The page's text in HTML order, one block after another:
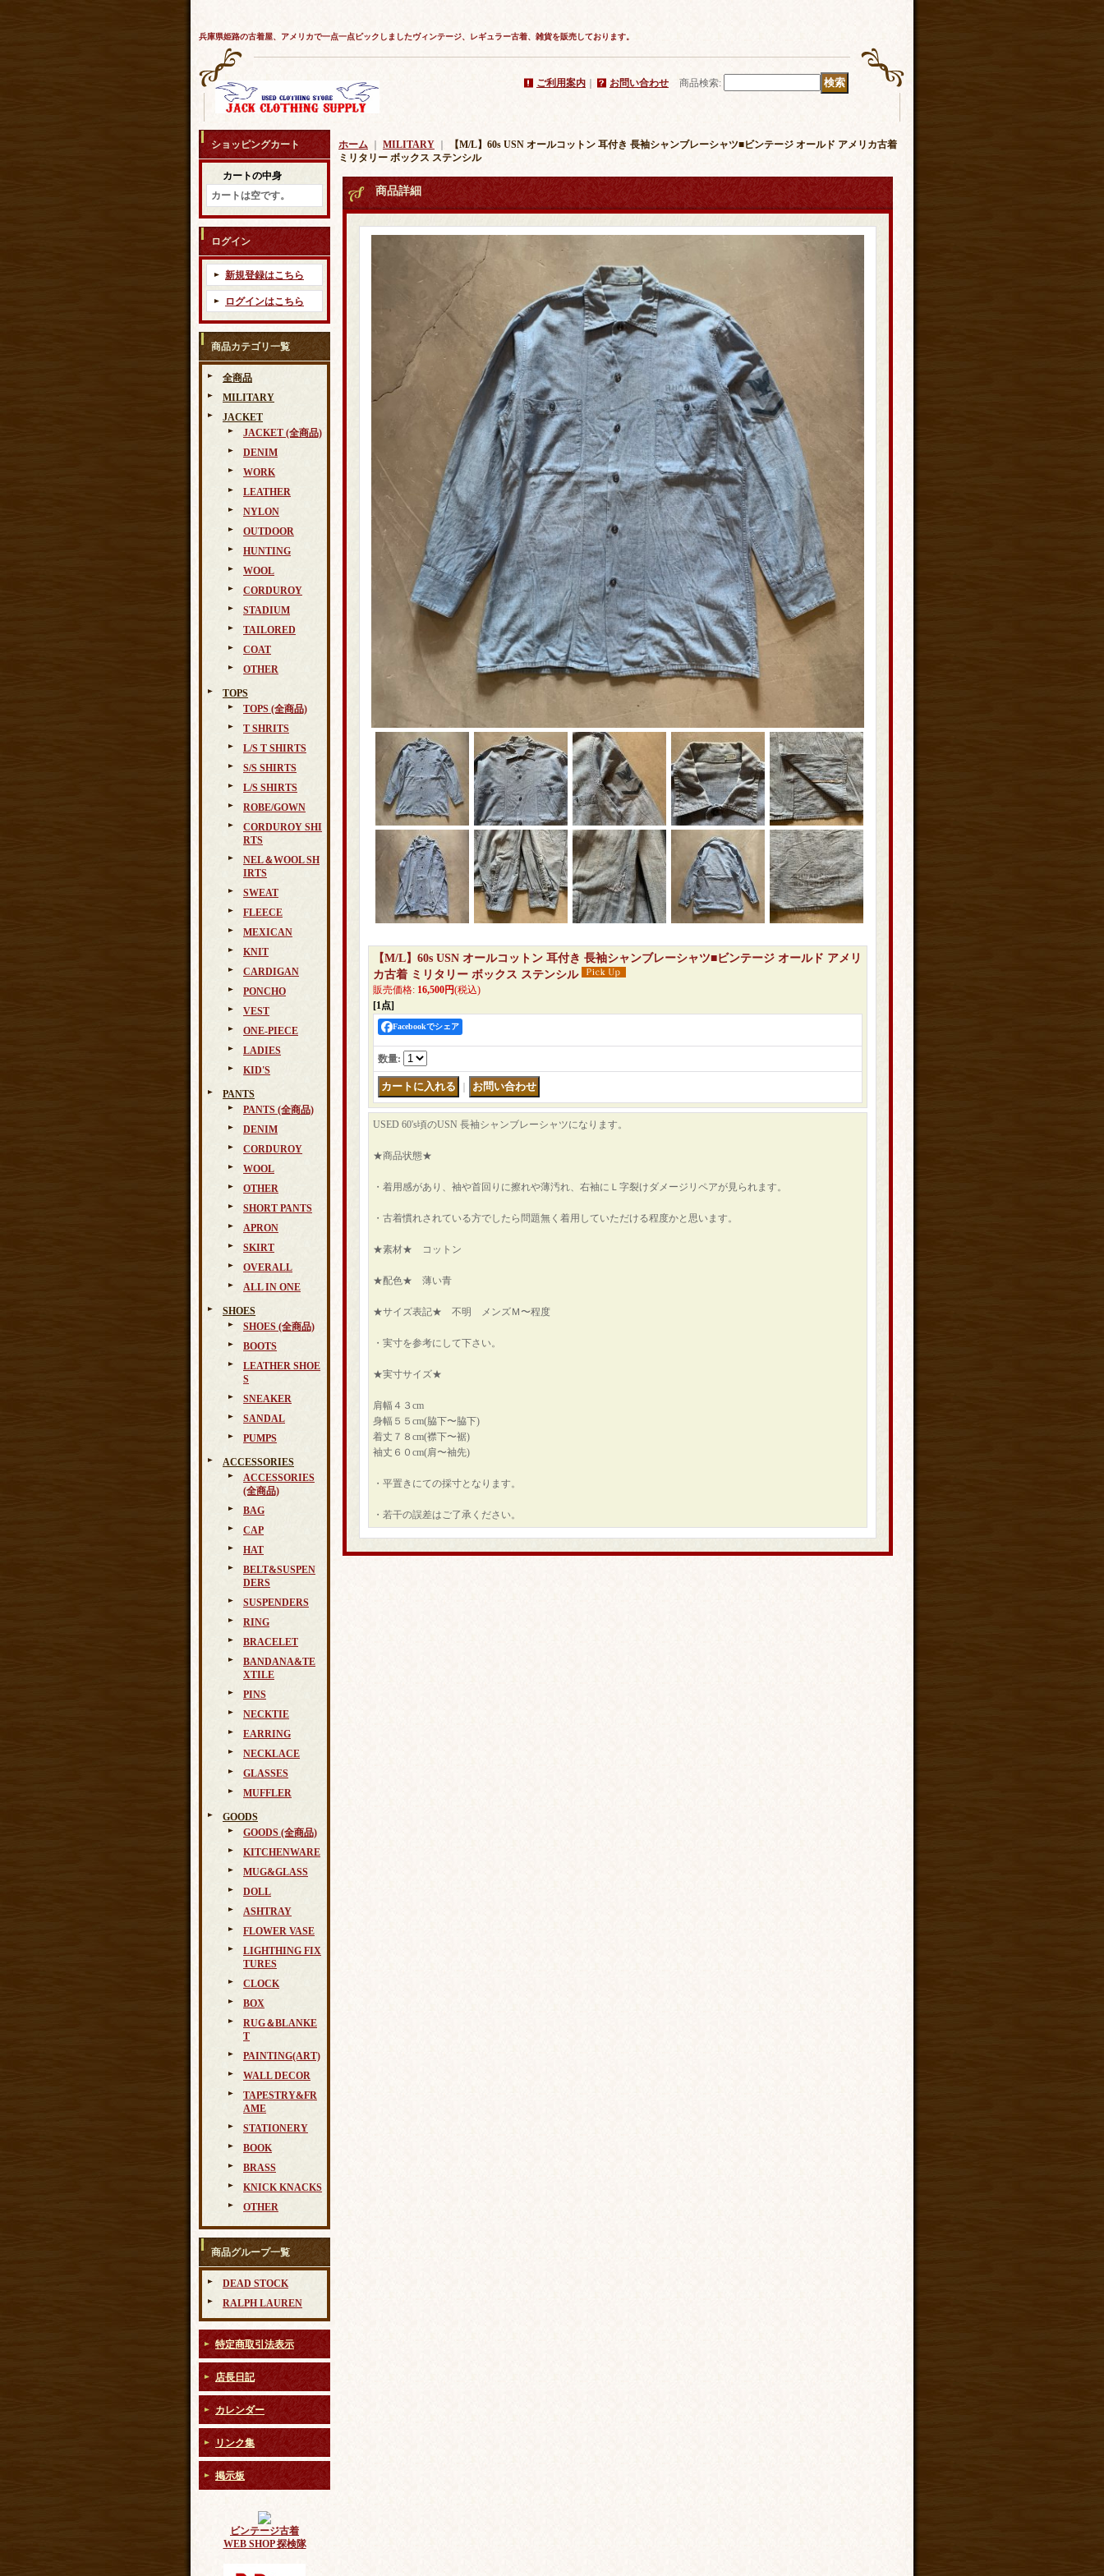
兵庫県姫路の古着屋、アメリカで一点一点ピックしましたヴィンテージ、レギュラー古着、雑貨を販売しております。
ご利用案内 お問い合わせ 商品検索:
ショッピングカート
カートの中身
カートは空です。
ログイン
新規登録はこちら
ログインはこちら
商品カテゴリ一覧
全商品
MILITARY
JACKET
JACKET (全商品)
DENIM
WORK
LEATHER
NYLON
OUTDOOR
HUNTING
WOOL
CORDUROY
STADIUM
TAILORED
COAT
OTHER
TOPS
TOPS (全商品)
T SHRITS
L/S T SHIRTS
S/S SHIRTS
L/S SHIRTS
ROBE/GOWN
CORDUROY SHI
RTS
NEL＆WOOL SH
IRTS
SWEAT
FLEECE
MEXICAN
KNIT
CARDIGAN
PONCHO
VEST
ONE-PIECE
LADIES
KID'S
PANTS
PANTS (全商品)
DENIM
CORDUROY
WOOL
OTHER
SHORT PANTS
APRON
SKIRT
OVERALL
ALL IN ONE
SHOES
SHOES (全商品)
BOOTS
LEATHER SHOE
S
SNEAKER
SANDAL
PUMPS
ACCESSORIES
ACCESSORIES
(全商品)
BAG
CAP
HAT
BELT&SUSPEN
DERS
SUSPENDERS
RING
BRACELET
BANDANA&TE
XTILE
PINS
NECKTIE
EARRING
NECKLACE
GLASSES
MUFFLER
GOODS
GOODS (全商品)
KITCHENWARE
MUG&GLASS
DOLL
ASHTRAY
FLOWER VASE
LIGHTHING FIX
TURES
CLOCK
BOX
RUG＆BLANKE
T
PAINTING(ART)
WALL DECOR
TAPESTRY&FR
AME
STATIONERY
BOOK
BRASS
KNICK KNACKS
OTHER
商品グループ一覧
DEAD STOCK
RALPH LAUREN
特定商取引法表示
店長日記
カレンダー
リンク集
掲示板
ビンテージ古着
WEB SHOP 探検隊
ホーム MILITARY
【M/L】60s USN オールコットン 耳付き 長袖シャンブレーシャツ■ビンテージ オールド アメリカ古着
ミリタリー ボックス ステンシル
商品詳細
【M/L】60s USN オールコットン 耳付き 長袖シャンブレーシャツ■ビンテージ オールド アメリ
カ古着 ミリタリー ボックス ステンシル
販売価格: 16,500円(税込)
[1点]
Facebookでシェア
数量:
USED 60's頃のUSN 長袖シャンブレーシャツになります。
★商品状態★
・着用感があり、袖や首回りに擦れや薄汚れ、右袖にＬ字裂けダメージリペアが見られます。
・古着慣れされている方でしたら問題無く着用していただける程度かと思います。
★素材★ コットン
★配色★ 薄い青
★サイズ表記★ 不明 メンズＭ〜程度
・実寸を参考にして下さい。
★実寸サイズ★
肩幅４３cm
身幅５５cm(脇下〜脇下)
着丈７８cm(襟下〜裾)
袖丈６０cm(肩〜袖先)
・平置きにての採寸となります。
・若干の誤差はご了承ください。